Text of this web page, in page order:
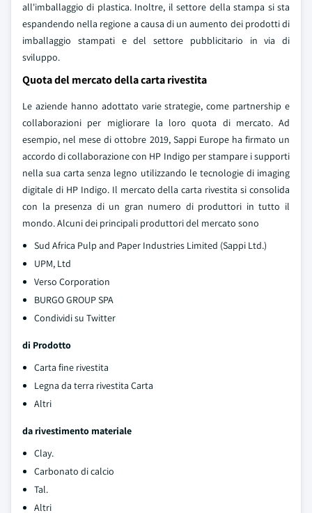
all'imballaggio di plastica. Inoltre, il settore della stampa si sta
espandendo nella regione a causa di un aumento dei prodotti di
imballaggio stampati e del settore pubblicitario in via di
sviluppo.
Quota del mercato della carta rivestita
Le aziende hanno adottato varie strategie, come partnership e
collaborazioni per migliorare la loro quota di mercato. Ad
esempio, nel mese di ottobre 2019, Sappi Europe ha firmato un
accordo di collaborazione con HP Indigo per stampare i supporti
nella sua carta senza legno utilizzando le tecnologie di imaging
digitale di HP Indigo. Il mercato della carta rivestita si consolida
con la presenza di un gran numero di produttori in tutto il
mondo. Alcuni dei principali produttori del mercato sono
Sud Africa Pulp and Paper Industries Limited (Sappi Ltd.)
UPM, Ltd
Verso Corporation
BURGO GROUP SPA
Condividi su Twitter
di Prodotto
Carta fine rivestita
Legna da terra rivestita Carta
Altri
da rivestimento materiale
Clay.
Carbonato di calcio
Tal.
Altri